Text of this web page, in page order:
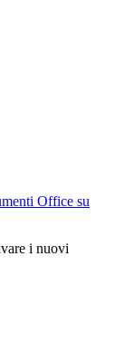
Office su
i nuovi